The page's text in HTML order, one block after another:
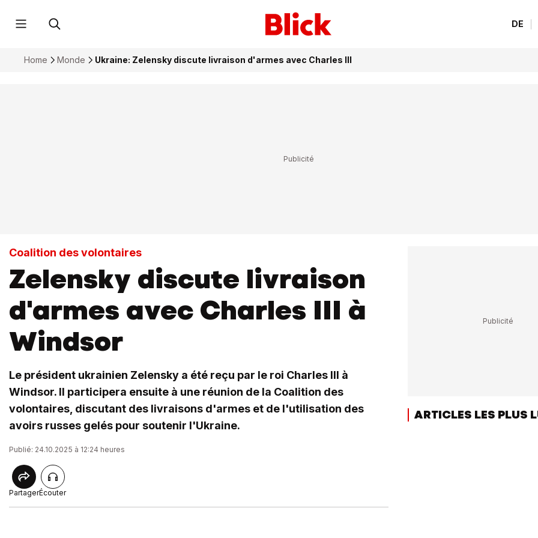
DE
Home Monde Ukraine: Zelensky discute livraison d'armes avec Charles III
Coalition des volontaires
Zelensky discute livraison
d'armes avec Charles III à
Windsor
Le président ukrainien Zelensky a été reçu par le roi Charles III à
Windsor. Il participera ensuite à une réunion de la Coalition des
volontaires, discutant des livraisons d'armes et de l'utilisation des
avoirs russes gelés pour soutenir l'Ukraine.
Publié: 24.10.2025 à 12:24 heures
PartagerÉcouter
ARTICLES LES PLUS